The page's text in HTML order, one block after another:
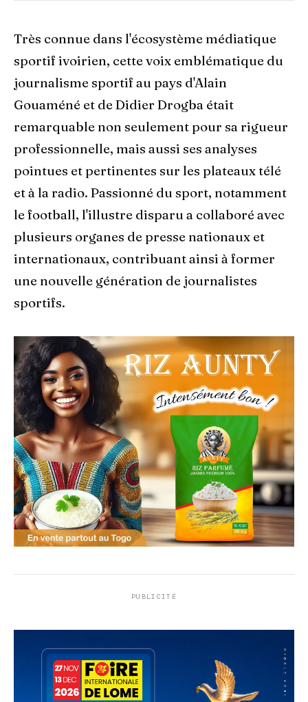
Très connue dans l'écosystème médiatique
sportif ivoirien, cette voix emblématique du
journalisme sportif au pays d'Alain
Gouaméné et de Didier Drogba était
remarquable non seulement pour sa rigueur
professionnelle, mais aussi ses analyses
pointues et pertinentes sur les plateaux télé
et à la radio. Passionné du sport, notamment
le football, l'illustre disparu a collaboré avec
plusieurs organes de presse nationaux et
internationaux, contribuant ainsi à former
une nouvelle génération de journalistes
sportifs.
PUBLICITÉ